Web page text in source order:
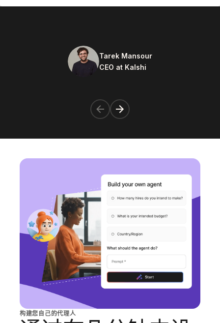
Tarek Mansour
CEO at Kalshi
构建您自己的代理人